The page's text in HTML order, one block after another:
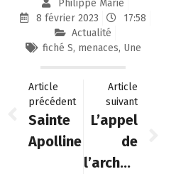
Philippe Marie
8 février 2023
17:58
Actualité
fiché S, menaces, Une
Article
précédent
Sainte
Apolline
Article
suivant
L’appel
de
l’archevêque